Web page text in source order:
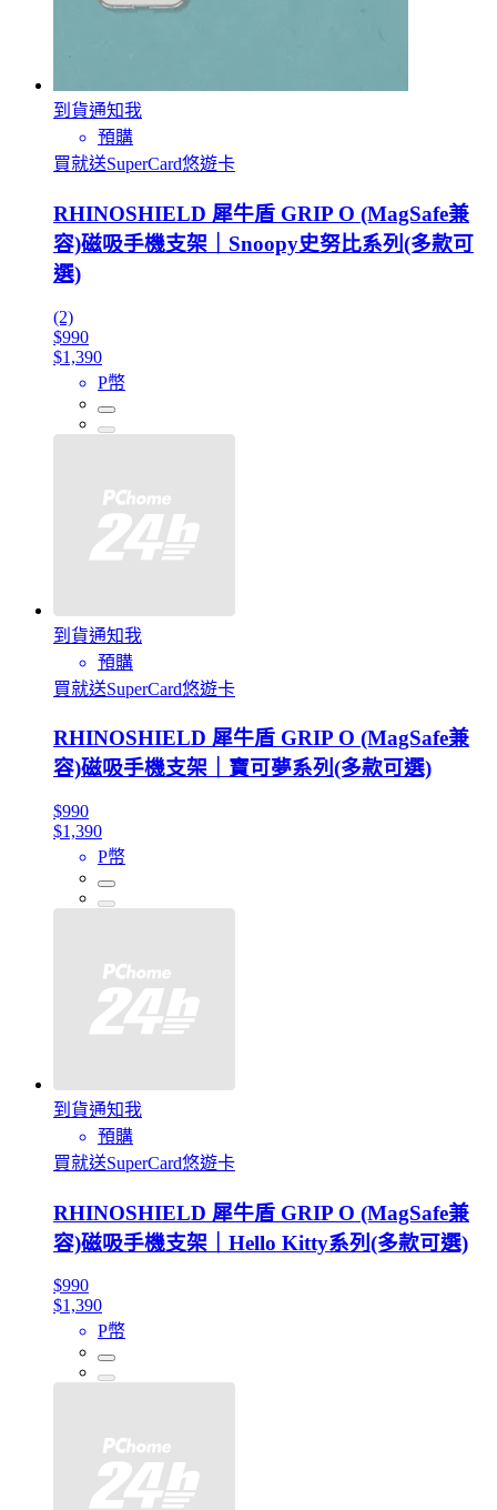
到貨通知我
預購
買就送SuperCard悠遊卡
RHINOSHIELD 犀牛盾 GRIP O (MagSafe兼
容)磁吸手機支架｜Snoopy史努比系列(多款可
選)
(2)
$990
$1,390
P幣
到貨通知我
預購
買就送SuperCard悠遊卡
RHINOSHIELD 犀牛盾 GRIP O (MagSafe兼
容)磁吸手機支架｜寶可夢系列(多款可選)
$990
$1,390
P幣
到貨通知我
預購
買就送SuperCard悠遊卡
RHINOSHIELD 犀牛盾 GRIP O (MagSafe兼
容)磁吸手機支架｜Hello Kitty系列(多款可選)
$990
$1,390
P幣